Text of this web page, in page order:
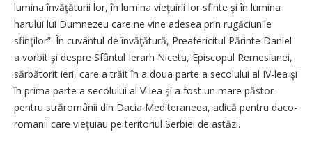
lumina învăţăturii lor, în lumina vieţuirii lor sfinte şi în lumina
harului lui Dumnezeu care ne vine adesea prin rugăciunile
sfinţilor”. În cuvântul de învăţătură, Preafericitul Părinte Daniel
a vorbit şi despre Sfântul Ierarh Niceta, Episcopul Remesianei,
sărbătorit ieri, care a trăit în a doua parte a secolului al IV-lea şi
în prima parte a secolului al V-lea şi a fost un mare păstor
pentru străromânii din Dacia Mediteraneea, adică pentru daco-
romanii care vieţuiau pe teritoriul Serbiei de astăzi.